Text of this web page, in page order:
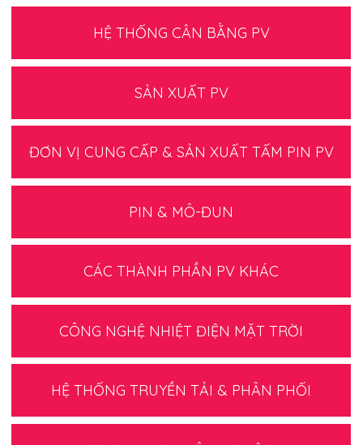
HỆ THỐNG CÂN BẰNG PV
SẢN XUẤT PV
ĐƠN VỊ CUNG CẤP & SẢN XUẤT TẤM PIN PV
PIN & MÔ-ĐUN
CÁC THÀNH PHẦN PV KHÁC
CÔNG NGHỆ NHIỆT ĐIỆN MẶT TRỜI
HỆ THỐNG TRUYỀN TẢI & PHÂN PHỐI